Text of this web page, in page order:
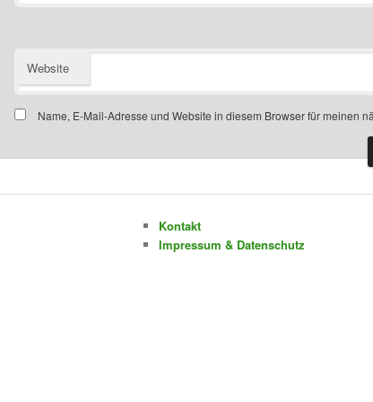
Website
Name, E-Mail-Adresse und Website in diesem Browser für meinen
Kontakt
Impressum & Datenschutz